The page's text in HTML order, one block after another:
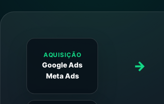
AQUISIÇÃO
Google Ads
Meta Ads
→